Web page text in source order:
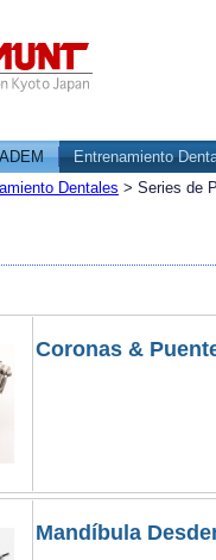
Entrenamiento
Dentales > Series de
Coronas &
Mandíbula